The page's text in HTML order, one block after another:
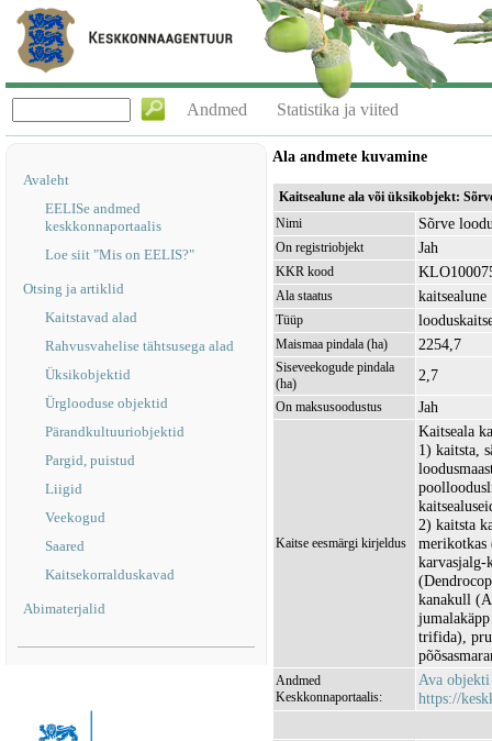
Andmed Statistika ja viited
Avaleht
EELISe andmed
keskkonnaportaalis
Loe siit "Mis on EELIS?"
Otsing ja artiklid
Kaitstavad alad
Rahvusvahelise tähtsusega alad
Üksikobjektid
Ürglooduse objektid
Pärandkultuuriobjektid
Pargid, puistud
Liigid
Veekogud
Saared
Kaitsekorralduskavad
Abimaterjalid
Ala andmete kuvamine
Kaitsealune ala või üksikobjekt:
Nimi
Sõrve
On registriobjekt Jah
KKR kood
Ala staatus kaitsealune
Tüüp
Maismaa pindala (ha) 2254,7
Siseveekogude pindala
(ha)
2,7
On maksusoodustus Jah
Kaitse eesmärgi kirjeldus
Kaitseala
1) kaitsta,
2) kaitsta
merikotkas
karvasjalg-
kanakull
trifida),
Andmed
Keskkonnaportaalis:
Ava objekti
https://